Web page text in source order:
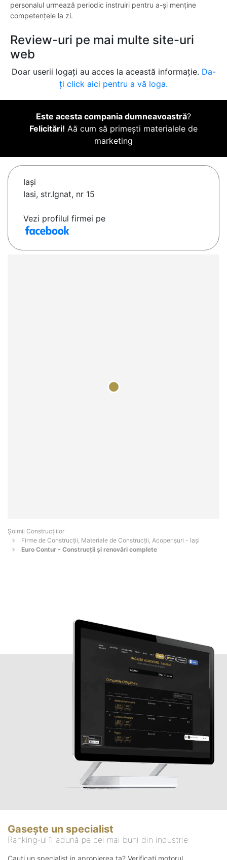
personalul urmează periodic instruiri pentru a-și menține
competențele la zi.
Review-uri pe mai multe site-uri
web
Doar userii logați au acces la această informație. Da-
ți click aici pentru a vă loga.
Este acesta compania dumneavoastră?
Felicitări! Aă cum să primești materialele de
marketing
Iaşi
Iasi, str.Ignat, nr 15
Vezi profilul firmei pe
Șoimii Construcțiilor
Firme de Construcții, Materiale de Construcții, Acoperișuri - Iaşi
Euro Contur - Construcții și renovări complete
Gasește un specialist
Ranking-ul îi adună pe cei mai buni din industrie
Cauți un specialist in apropierea ta? Verificați motorul